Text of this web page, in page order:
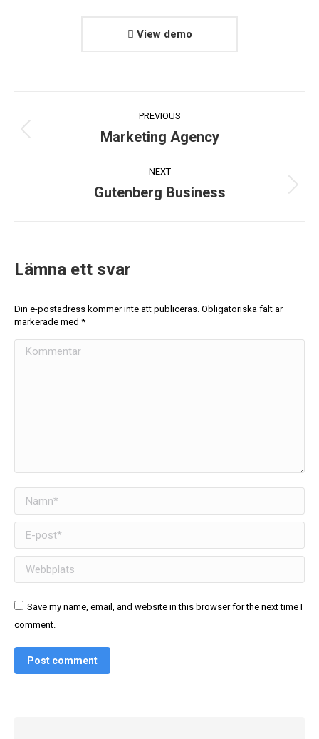
View demo
PREVIOUS
Marketing Agency
NEXT
Gutenberg Business
Lämna ett svar
Din e-postadress kommer inte att publiceras. Obligatoriska fält är
markerade med *
Kommentar
Namn *
E-post *
Webbplats
Save my name, email, and website in this browser for the next time I
comment.
Post comment